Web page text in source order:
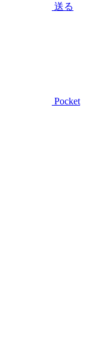
送る
Pocket